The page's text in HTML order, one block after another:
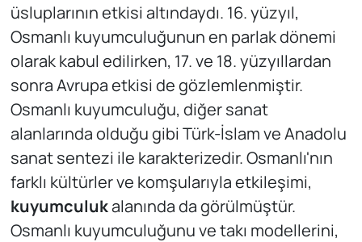
üsluplarının etkisi altındaydı. 16. yüzyıl,
Osmanlı kuyumculuğunun en parlak dönemi
olarak kabul edilirken, 17. ve 18. yüzyıllardan
sonra Avrupa etkisi de gözlemlenmiştir.
Osmanlı kuyumculuğu, diğer sanat
alanlarında olduğu gibi Türk-İslam ve Anadolu
sanat sentezi ile karakterizedir. Osmanlı'nın
farklı kültürler ve komşularıyla etkileşimi,
kuyumculukalanında da görülmüştür.
Osmanlı kuyumculuğunu ve takı modellerini,